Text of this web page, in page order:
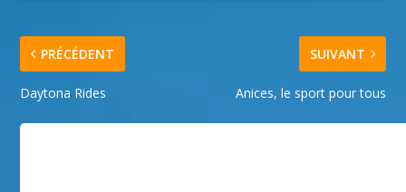
PRÉCÉDENT
Daytona Rides
SUIVANT
Anices, le sport pour tous